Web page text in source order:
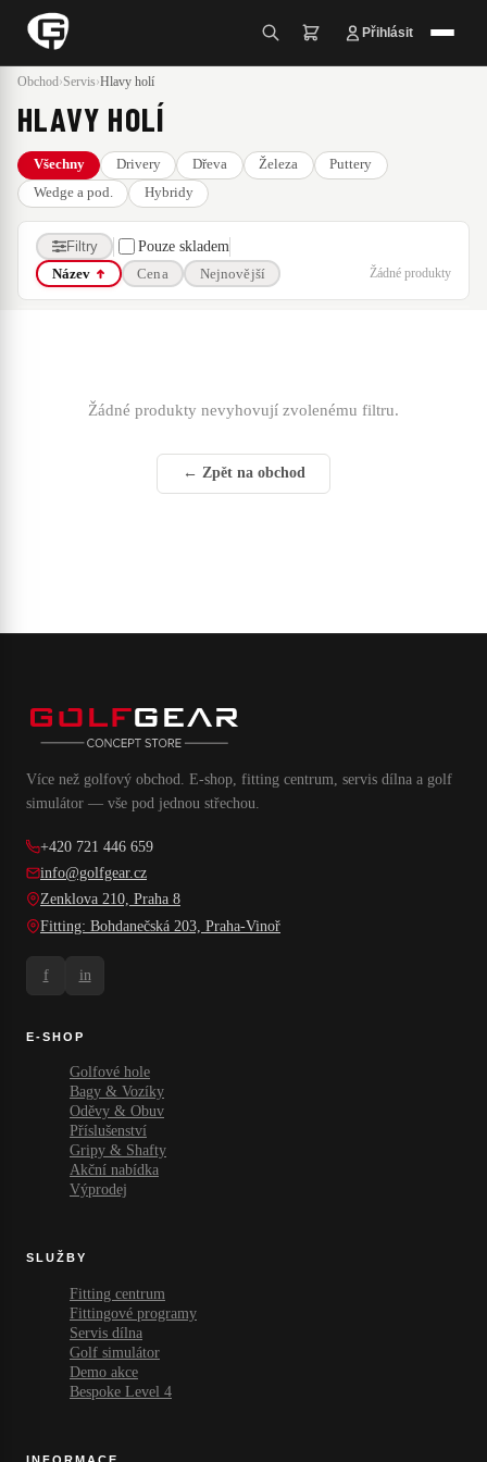
Přihlásit
Obchod›Servis›Hlavy holí
HLAVY HOLÍ
Všechny Drivery Dřeva Železa
Puttery
Wedge a pod.
Hybridy
Filtry Pouze skladem
Název Cena Nejnovější Žádné produkty
Žádné produkty nevyhovují zvolenému filtru.
← Zpět na obchod
Více než golfový obchod. E-shop, fitting centrum, servis dílna a golf
simulátor — vše pod jednou střechou.
+420 721 446 659
info@golfgear.cz
Zenklova 210, Praha 8
Fitting: Bohdanečská 203, Praha-Vinoř
f in
E-SHOP
Golfové hole
Bagy & Vozíky
Oděvy & Obuv
Příslušenství
Gripy & Shafty
Akční nabídka
Výprodej
SLUŽBY
Fitting centrum
Fittingové programy
Servis dílna
Golf simulátor
Demo akce
Bespoke Level 4